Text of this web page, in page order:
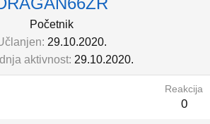
Početnik
29.10.2020.
aktivnost 29.10.2020.
Reakcija
0